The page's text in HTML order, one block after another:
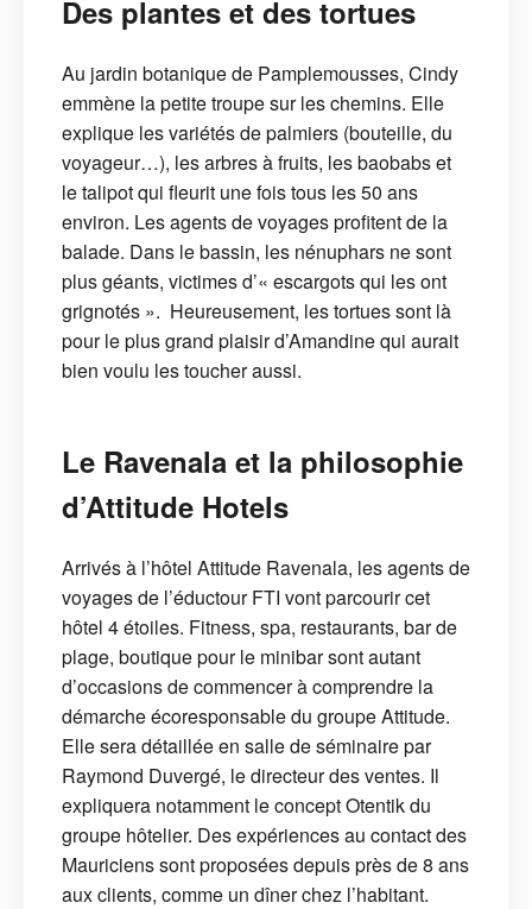
Des plantes et des tortues
Au jardin botanique de Pamplemousses, Cindy
emmène la petite troupe sur les chemins. Elle
explique les variétés de palmiers (bouteille, du
voyageur…), les arbres à fruits, les baobabs et
le talipot qui fleurit une fois tous les 50 ans
environ. Les agents de voyages profitent de la
balade. Dans le bassin, les nénuphars ne sont
plus géants, victimes d’« escargots qui les ont
grignotés ». Heureusement, les tortues sont là
pour le plus grand plaisir d’Amandine qui aurait
bien voulu les toucher aussi.
Le Ravenala et la philosophie
d’Attitude Hotels
Arrivés à l’hôtel Attitude Ravenala, les agents de
voyages de l’éductour FTI vont parcourir cet
hôtel 4 étoiles. Fitness, spa, restaurants, bar de
plage, boutique pour le minibar sont autant
d’occasions de commencer à comprendre la
démarche écoresponsable du groupe Attitude.
Elle sera détaillée en salle de séminaire par
Raymond Duvergé, le directeur des ventes. Il
expliquera notamment le concept Otentik du
groupe hôtelier. Des expériences au contact des
Mauriciens sont proposées depuis près de 8 ans
aux clients, comme un dîner chez l’habitant.